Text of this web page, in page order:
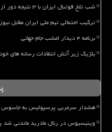
شب تلخ فوتبال ایران با ۳ نتیجه دور از انتظار شاگردان قلعه نویی چطور از صعود بازماندند؟
ترکیب احتمالی تیم ملی ایران مقابل
برنامه ۴ دیدار امشب جام جهانی
بلژیک زیر آتش انتقادات رسانه های
هشدار سرمربی پرسپولیس به جاسوس
وینیسیوس در رئال مادرید ماندنی شد